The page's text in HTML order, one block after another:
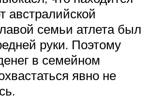
австралийской
семьи атлета был
руки. Поэтому
в семейном
явно не